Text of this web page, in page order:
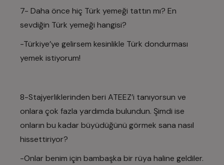
7- Daha önce hiç Türk yemeği tattın mı? En
sevdiğin Türk yemeği hangisi?
-Türkiye’ye gelirsem kesinlikle Türk dondurması
yemek istiyorum!
8-Stajyerliklerinden beri ATEEZ’i tanıyorsun ve
onlara çok fazla yardımda bulundun. Şimdi ise
onların bu kadar büyüdüğünü görmek sana nasıl
hissettiriyor?
-Onlar benim için bambaşka bir rüya haline geldiler.